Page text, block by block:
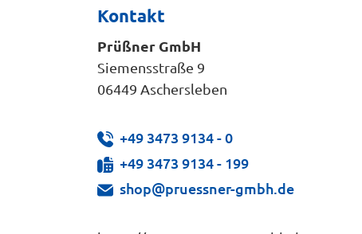
Kontakt
Prüßner GmbH
Siemensstraße 9
06449 Aschersleben
+49 3473 9134 - 0
+49 3473 9134 - 199
shop@pruessner-gmbh.de